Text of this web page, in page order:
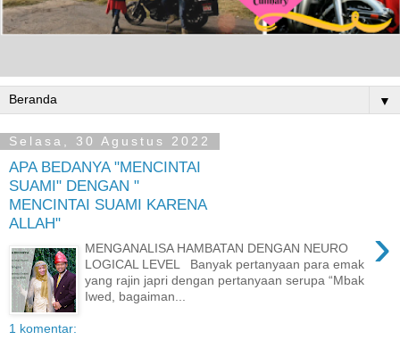
▼
Selasa, 30 Agustus 2022
APA BEDANYA "MENCINTAI
SUAMI" DENGAN "
MENCINTAI SUAMI KARENA
ALLAH"
›
MENGANALISA HAMBATAN DENGAN NEURO
LOGICAL LEVEL Banyak pertanyaan para emak
yang rajin japri dengan pertanyaan serupa “Mbak
Iwed, bagaiman...
1 komentar: